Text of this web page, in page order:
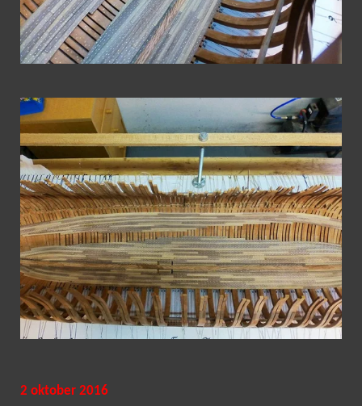
2 oktober 2016